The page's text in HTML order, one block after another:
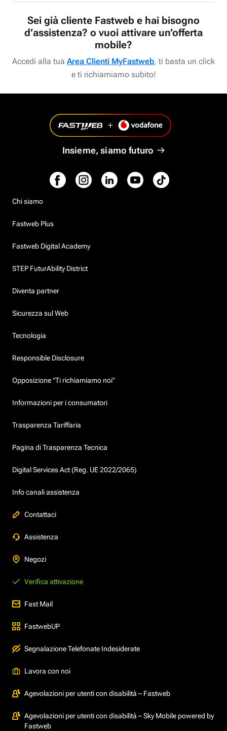
Sei già cliente Fastweb e hai bisogno
d’assistenza? o vuoi attivare un’offerta
mobile?
Accedi alla tua Area Clienti MyFastweb, ti basta un click
e ti richiamiamo subito!
Insieme, siamo futuro
Chi siamo
Fastweb Plus
Fastweb Digital Academy
STEP FuturAbility District
Diventa partner
Sicurezza sul Web
Tecnologia
Responsible Disclosure
Opposizione "Ti richiamiamo noi"
Informazioni per i consumatori
Trasparenza Tariffaria
Pagina di Trasparenza Tecnica
Digital Services Act (Reg. UE 2022/2065)
Info canali assistenza
Contattaci
Assistenza
Negozi
Verifica attivazione
Fast Mail
FastwebUP
Segnalazione Telefonate Indesiderate
Lavora con noi
Agevolazioni per utenti con disabilità – Fastweb
Agevolazioni per utenti con disabilità – Sky Mobile powered by
Fastweb